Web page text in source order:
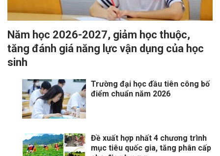
Năm học 2026-2027, giảm học thuộc,
tăng đánh giá năng lực vận dụng của học
sinh
Trường đại học đầu tiên công bố
điểm chuẩn năm 2026
Đề xuất hợp nhất 4 chương trình
mục tiêu quốc gia, tăng phân cấp